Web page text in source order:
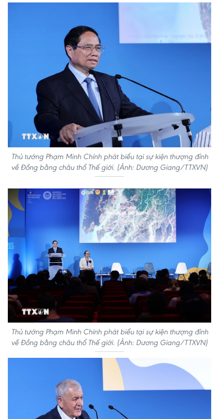
Thủ tướng Phạm Minh Chính phát biểu tại sự kiện thượng đỉnh
về Đồng bằng châu thổ Thế giới. (Ảnh: Dương Giang/TTXVN)
Thủ tướng Phạm Minh Chính phát biểu tại sự kiện thượng đỉnh
về Đồng bằng châu thổ Thế giới. (Ảnh: Dương Giang/TTXVN)